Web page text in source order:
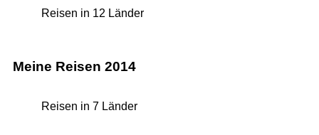
Reisen in 12 Länder
Meine Reisen 2014
Reisen in 7 Länder